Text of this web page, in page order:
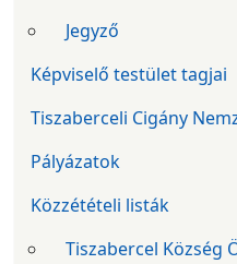
Jegyző
Képviselő testület tagjai
Tiszaberceli Cigány
Pályázatok
Közzétételi listák
Tiszabercel Község